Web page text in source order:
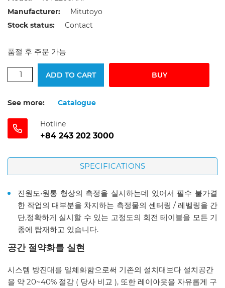
Manufacturer:
Mitutoyo
Stock status:
Contact
품절 후 주문 가능
ADD TO CART BUY
See more: Catalogue
Hotline
+84 243 202 3000
SPECIFICATIONS
진원도•원통 형상의 측정을 실시하는데 있어서 필수 불가결
한 작업의 대부분을 차지하는 측정물의 센터링 / 레벨링을 간
단,정확하게 실시할 수 있는 고정도의 회전 테이블을 모든 기
종에 탑재하고 있습니다.
공간 절약화를 실현
시스템 방진대를 일체화함으로써 기존의 설치대보다 설치공간
을 약 20~40% 절감 ( 당사 비교 ), 또한 레이아웃을 자유롭게 구